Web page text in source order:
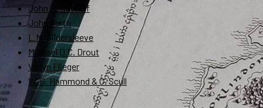
John D. Rateliff
John Garth
L.M. Gildersleeve
Michael D.C. Drout
Verlyn Flieger
W. G. Hammond & C. Scull